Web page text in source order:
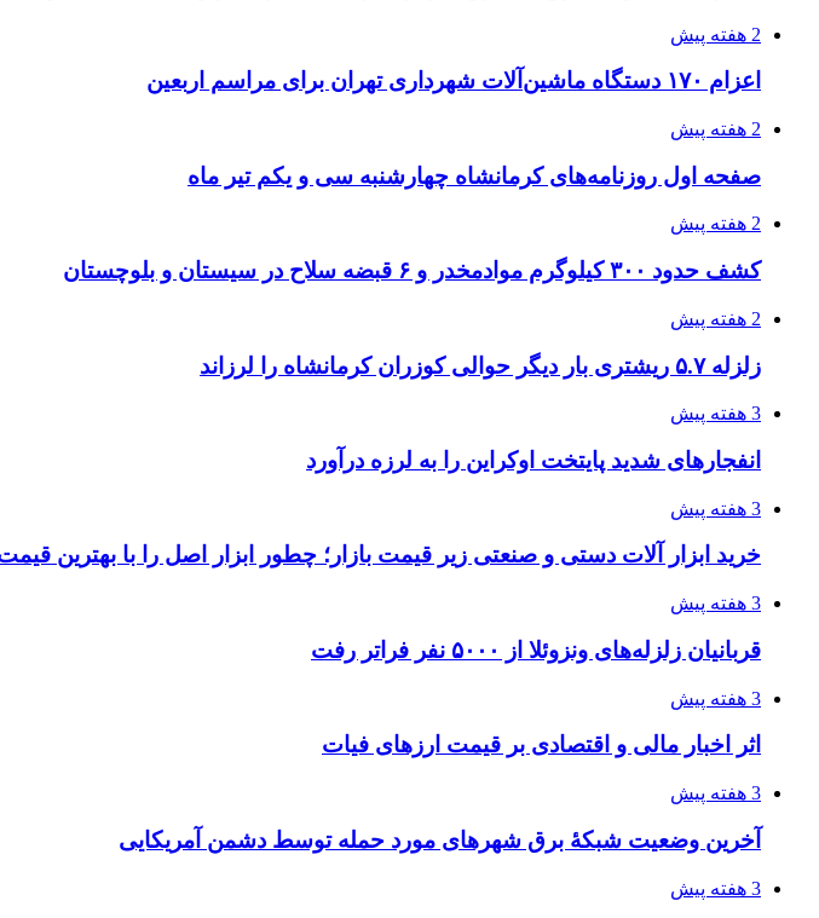
2 هفته پیش
اعزام ۱۷۰ دستگاه ماشین‌آلات شهرداری تهران برای مراسم اربعین
2 هفته پیش
صفحه اول روزنامه‌های کرمانشاه چهارشنبه سی و یکم تیر ماه
2 هفته پیش
کشف حدود ۳۰۰ کیلوگرم موادمخدر و ۶ قبضه سلاح در سیستان و بلوچستان
2 هفته پیش
زلزله ۵.۷ ریشتری بار دیگر حوالی کوزران کرمانشاه را لرزاند
3 هفته پیش
انفجارهای شدید پایتخت اوکراین را به لرزه درآورد
3 هفته پیش
خرید ابزار آلات دستی و صنعتی زیر قیمت بازار؛ چطور ابزار اصل را با بهترین
3 هفته پیش
قربانیان زلزله‌های ونزوئلا از ۵۰۰۰ نفر فراتر رفت
3 هفته پیش
اثر اخبار مالی و اقتصادی بر قیمت ارزهای فیات
3 هفته پیش
آخرین وضعیت شبکۀ برق شهرهای مورد حمله توسط دشمن آمریکایی
3 هفته پیش